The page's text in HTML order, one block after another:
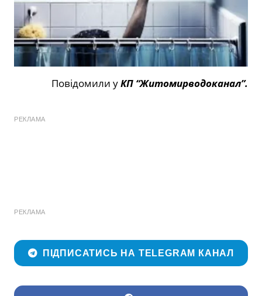
Повідомили уКП “Житомирводоканал”.
РЕКЛАМА
РЕКЛАМА
ПІДПИСАТИСЬ НА TELEGRAM КАНАЛ